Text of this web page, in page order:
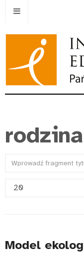
rodzina
Wprowadź
tytułu
Pokaż
Model